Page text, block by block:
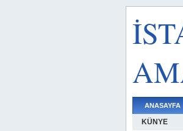
ANASAYFA
KÜNYE